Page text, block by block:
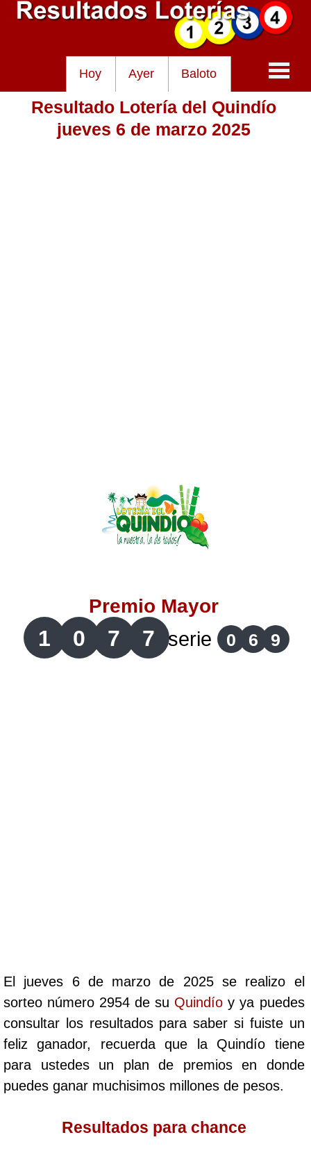
Hoy Ayer Baloto
Baloto
Lotería de Bogotá
Lotería de Risaralda
Lotería de Santander
Lotería del Cauca
Cafeterito Noche
Caribeña Día
Caribeña Noche
Resultado Lotería del Quindío
jueves 6 de marzo 2025
Premio Mayor
1 0 7 7 serie 0 6 9
El jueves 6 de marzo de 2025 se realizo el
sorteo número 2954 de su Quindío y ya puedes
consultar los resultados para saber si fuiste un
feliz ganador, recuerda que la Quindío tiene
para ustedes un plan de premios en donde
puedes ganar muchisimos millones de pesos.
Resultados para chance